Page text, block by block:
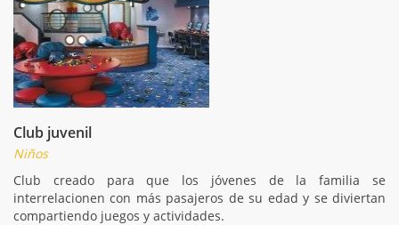
Club juvenil
Niños
Club creado para que los jóvenes de la familia se
interrelacionen con más pasajeros de su edad y se diviertan
compartiendo juegos y actividades.